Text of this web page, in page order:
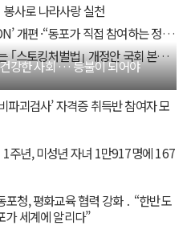
사로 나라사랑 실천
포가 직접 참여하는 정책소통 채널로 바꾼다”
킹처벌법｣ 개정안 국회 본회의 통과
강한 사회 … 등불이 되어야
파괴검사’ 자격증 취득반 참여자 모
1주년, 미성년 자녀 1만917명에 167
포청, 평화교육 협력 강화 ․ “한반도
가 세계에 알리다”